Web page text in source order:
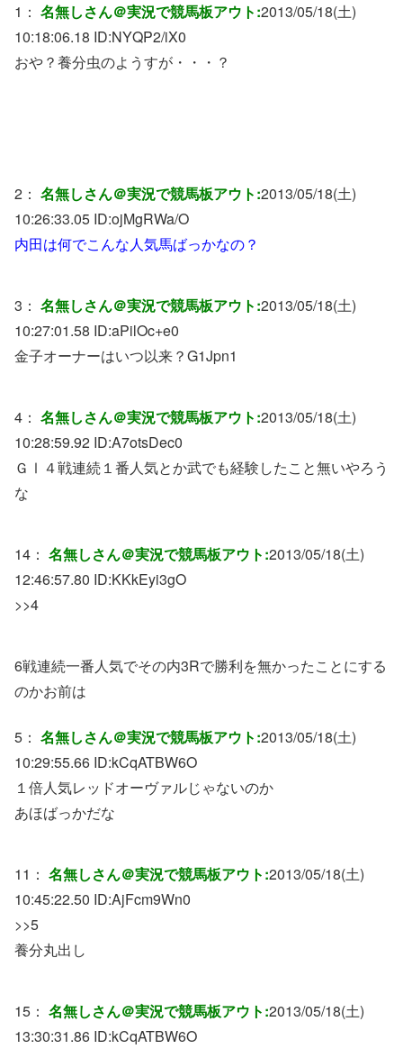
1： 名無しさん＠実況で競馬板アウト:2013/05/18(土)
10:18:06.18 ID:NYQP2/iX0
おや？養分虫のようすが・・・？
2： 名無しさん＠実況で競馬板アウト:2013/05/18(土)
10:26:33.05 ID:ojMgRWa/O
内田は何でこんな人気馬ばっかなの？
3： 名無しさん＠実況で競馬板アウト:2013/05/18(土)
10:27:01.58 ID:aPilOc+e0
金子オーナーはいつ以来？G1Jpn1
4： 名無しさん＠実況で競馬板アウト:2013/05/18(土)
10:28:59.92 ID:A7otsDec0
ＧⅠ４戦連続１番人気とか武でも経験したこと無いやろう
な
14： 名無しさん＠実況で競馬板アウト:2013/05/18(土)
12:46:57.80 ID:KKkEyi3gO
>>4
6戦連続一番人気でその内3Rで勝利を無かったことにする
のかお前は
5： 名無しさん＠実況で競馬板アウト:2013/05/18(土)
10:29:55.66 ID:kCqATBW6O
１倍人気レッドオーヴァルじゃないのか
あほばっかだな
11： 名無しさん＠実況で競馬板アウト:2013/05/18(土)
10:45:22.50 ID:AjFcm9Wn0
>>5
養分丸出し
15： 名無しさん＠実況で競馬板アウト:2013/05/18(土)
13:30:31.86 ID:kCqATBW6O